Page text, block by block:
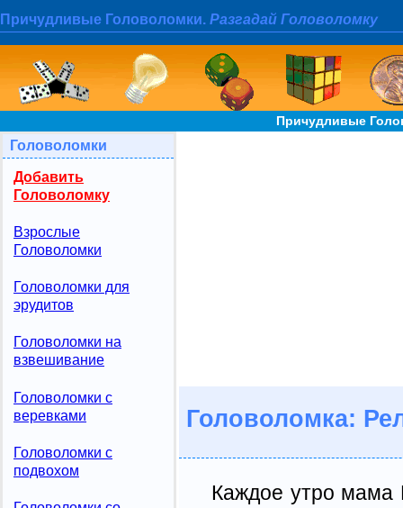
Причудливые Головоломки. Разгадай Головоломку
Причудливые
Головоломки
Добавить
Головоломку
Взрослые
Головоломки
Головоломки для
эрудитов
Головоломки на
взвешивание
Головоломки с
веревками
Головоломки с
подвохом
Головоломка:
Каждое утро мама